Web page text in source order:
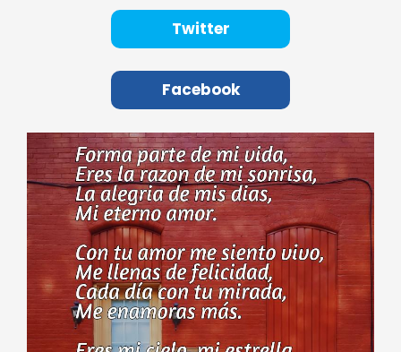
Twitter
Facebook